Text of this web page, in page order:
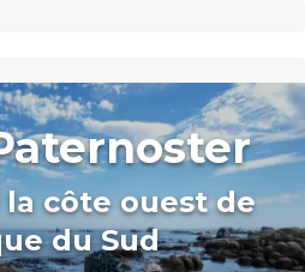
la côte ouest de
du Sud